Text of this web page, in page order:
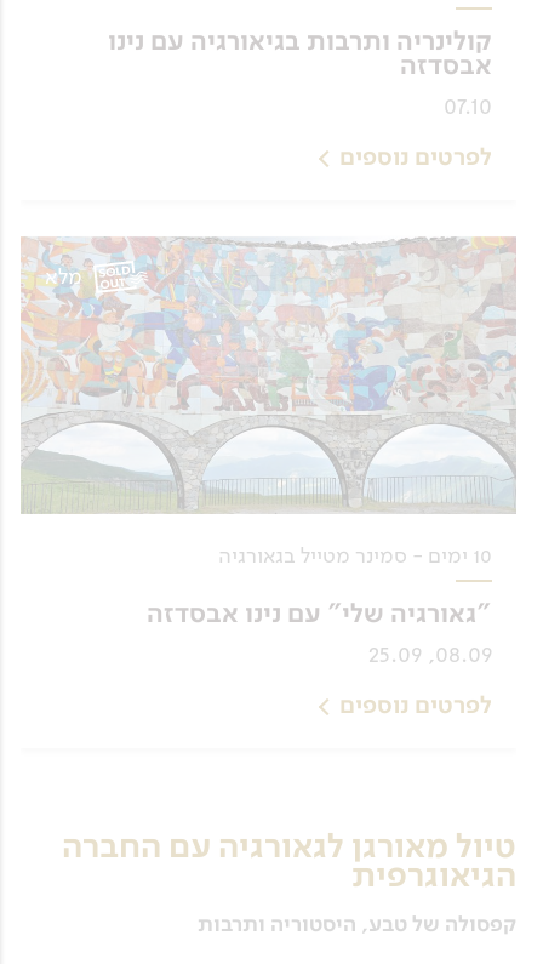
קולינריה ותרבות בגיאורגיה עם נינו
אבסדזה
07.10
לפרטים נוספים
10 ימים - סמינר מטייל בגאורגיה
"גאורגיה שלי" עם נינו אבסדזה
08.09, 25.09
לפרטים נוספים
מלא
טיול מאורגן לגאורגיה עם החברה
הגיאוגרפית
קפסולה של טבע, היסטוריה ותרבות